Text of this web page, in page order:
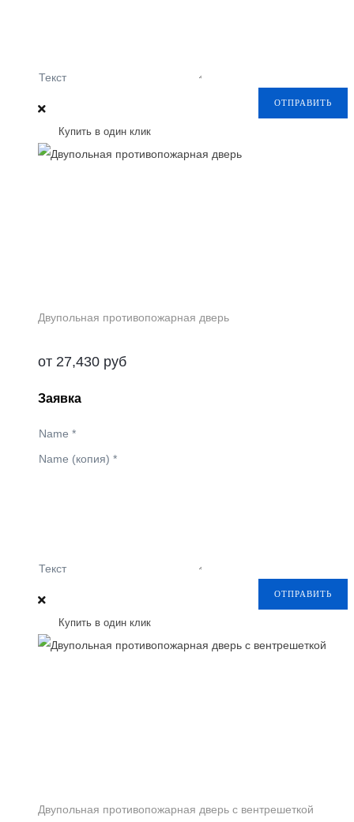
Текст
ОТПРАВИТЬ
Купить в один клик
Двупольная противопожарная дверь
от 27,430 руб
Заявка
Name *
Name (копия) *
Текст
ОТПРАВИТЬ
Купить в один клик
Двупольная противопожарная дверь с вентрешеткой